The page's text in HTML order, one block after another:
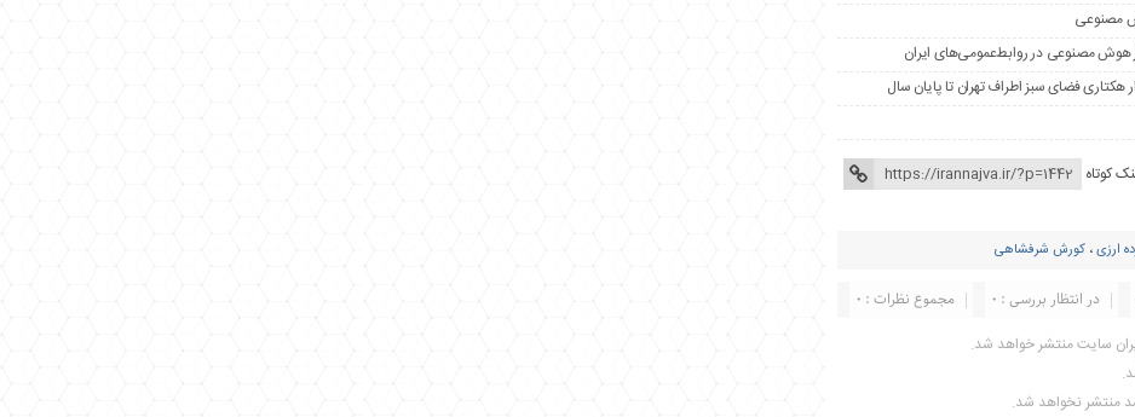
مصنوعی
از هوش مصنوعی در روابط‌عمومی‌های ایران
کوتاه
ارزی، کورش شرفشاهی
مجموع نظرات : 0 در انتظار بررسی : 0
سایت منتشر خواهد شد.
منتشر نخواهد شد.